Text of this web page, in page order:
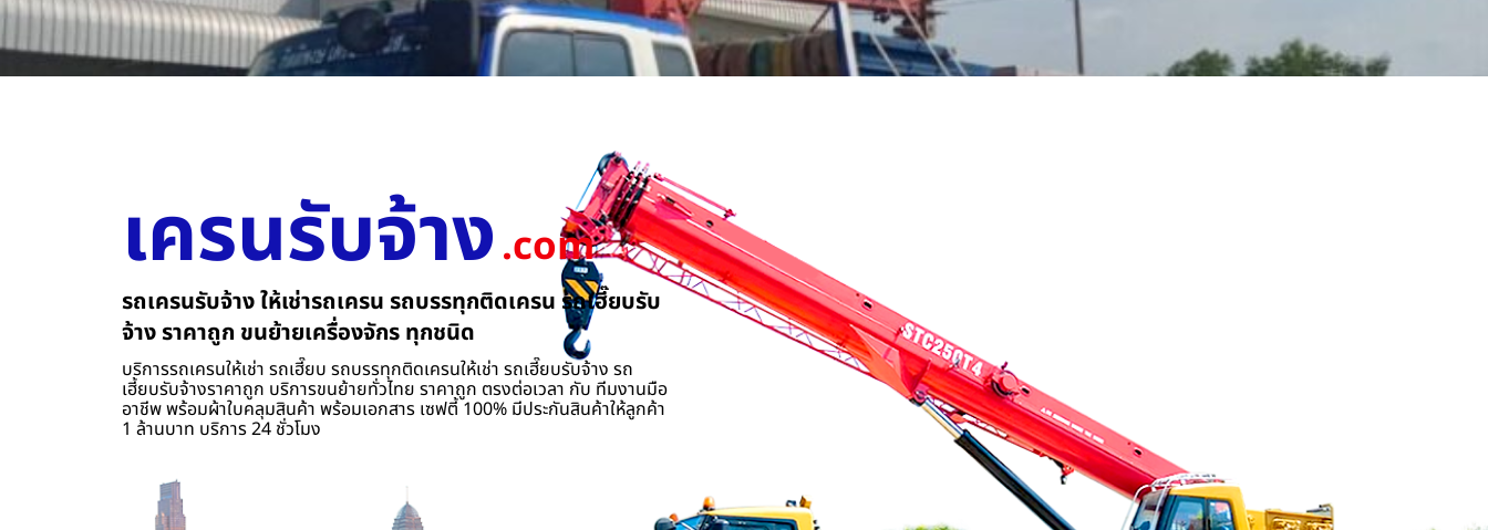
เครนรับจ้าง.com
รถเครนรับจ้าง ให้เช่ารถเครน รถบรรทุกติดเครน รถเฮี๊ยบรับ
จ้าง ราคาถูก ขนย้ายเครื่องจักร ทุกชนิด
บริการรถเครนให้เช่า รถเฮี๊ยบ รถบรรทุกติดเครนให้เช่า รถเฮี๊ยบรับจ้าง รถ
เฮี้ยบรับจ้างราคาถูก บริการขนย้ายทั่วไทย ราคาถูก ตรงต่อเวลา กับ ทีมงานมือ
อาชีพ พร้อมผ้าใบคลุมสินค้า พร้อมเอกสาร เซฟตี้ 100% มีประกันสินค้าให้ลูกค้า
1 ล้านบาท บริการ 24 ชั่วโมง